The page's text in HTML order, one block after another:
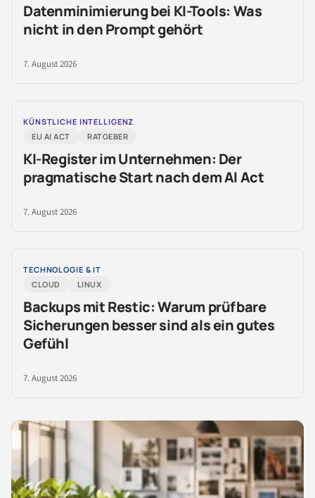
Datenminimierung bei KI-Tools: Was
nicht in den Prompt gehört
7. August 2026
KÜNSTLICHE INTELLIGENZ
EU AI ACT
RATGEBER
KI-Register im Unternehmen: Der
pragmatische Start nach dem AI Act
7. August 2026
TECHNOLOGIE & IT
CLOUD
LINUX
Backups mit Restic: Warum prüfbare
Sicherungen besser sind als ein gutes
Gefühl
7. August 2026